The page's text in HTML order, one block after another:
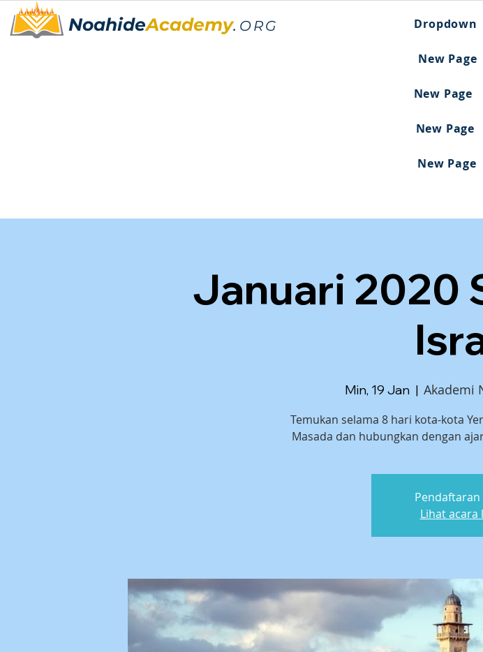
NoahideAcademy. ORG Dropdown
New Page
New Page
New Page
New Page
Januari 2020
Min, 19 Jan
  |
Akademi
Temukan selama 8 hari kota-kota
Masada dan hubungkan dengan
Lihat acara